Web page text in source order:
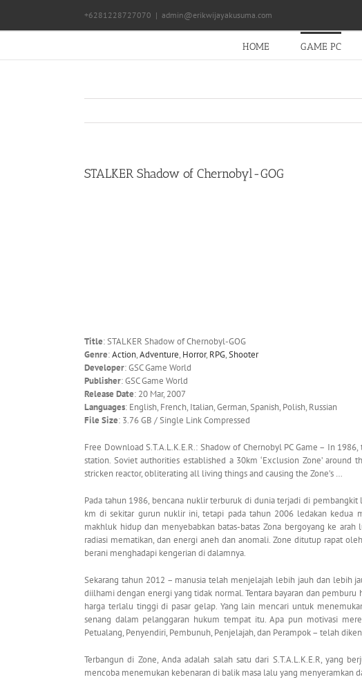
content
+6281228727070 | admin@erikwijayakusuma.com
HOME GAME PC
STALKER Shadow of Chernobyl-GOG
Title: STALKER Shadow of Chernobyl-GOG
Genre:Action,Adventure, Horror, RPG,Shooter
Developer: GSC Game World
Publisher: GSC Game World
Release Date: 20 Mar, 2007
Languages: English, French, Italian, German, Spanish, Polish, Russian
File Size: 3.76 GB / Single Link Compressed
Free Download S.T.A.L.K.E.R.: Shadow of Chernobyl PC Game – In
station. Soviet authorities established a 30km ‘Exclusion Zone’
stricken reactor, obliterating all living things and causing the Zone’s …
Pada tahun 1986, bencana nuklir terburuk di dunia terjadi di pembangkit
km di sekitar gurun nuklir ini, tetapi pada tahun 2006 ledakan kedua
makhluk hidup dan menyebabkan batas-batas Zona bergoyang ke
radiasi mematikan, dan energi aneh dan anomali. Zone ditutup rapat
berani menghadapi kengerian di dalamnya.
Sekarang tahun 2012 – manusia telah menjelajah lebih jauh dan lebih
diilhami dengan energi yang tidak normal. Tentara bayaran dan
harga terlalu tinggi di pasar gelap. Yang lain mencari untuk
senang dalam pelanggaran hukum tempat itu. Apa pun motivasi
Petualang, Penyendiri, Pembunuh, Penjelajah, dan Perampok – telah
Terbangun di Zone, Anda adalah salah satu dari S.T.A.L.K.E.R, yang
mencoba menemukan kebenaran di balik masa lalu yang menyeramkan